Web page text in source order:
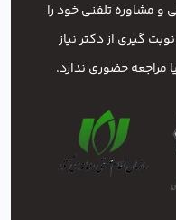
و مشاوره تلفنی خود را
گیری از دکتر نیاز
حضوری ندارد.